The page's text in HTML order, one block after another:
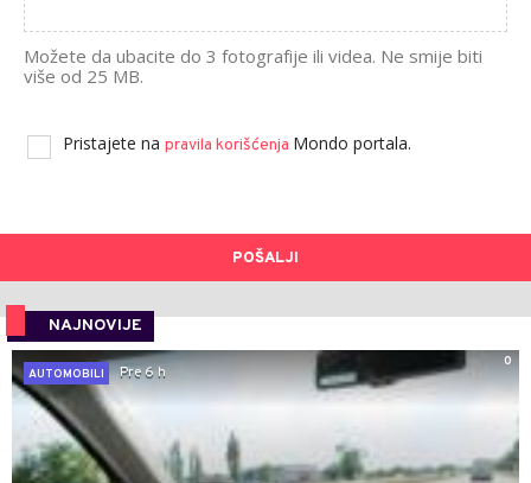
Možete da ubacite do 3 fotografije ili videa. Ne smije biti
više od 25 MB.
Pristajete na pravila korišćenja Mondo portala.
POŠALJI
NAJNOVIJE
0
AUTOMOBILI
Pre 6 h